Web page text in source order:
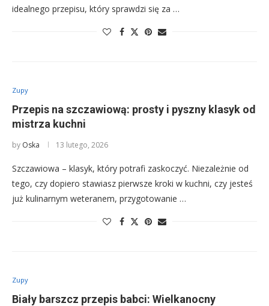
idealnego przepisu, który sprawdzi się za …
Zupy
Przepis na szczawiową: prosty i pyszny klasyk od
mistrza kuchni
by Oska 13 lutego, 2026
Szczawiowa – klasyk, który potrafi zaskoczyć. Niezależnie od
tego, czy dopiero stawiasz pierwsze kroki w kuchni, czy jesteś
już kulinarnym weteranem, przygotowanie …
Zupy
Biały barszcz przepis babci: Wielkanocny